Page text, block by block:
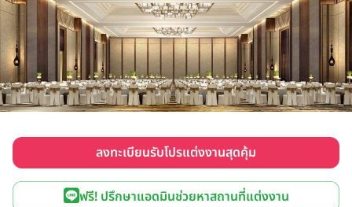
ลงทะเบียนรับโปรแต่งงานสุดคุ้ม
ฟรี! ปรึกษาแอดมินช่วยหาสถานที่แต่งงาน